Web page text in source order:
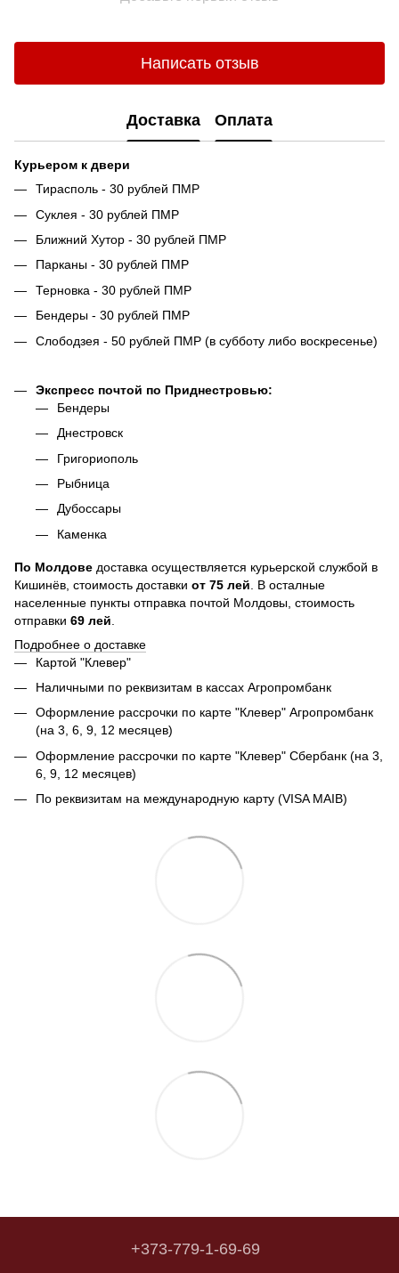
Написать отзыв
Доставка Оплата
Курьером к двери
Тирасполь - 30 рублей ПМР
Суклея - 30 рублей ПМР
Ближний Хутор - 30 рублей ПМР
Парканы - 30 рублей ПМР
Терновка - 30 рублей ПМР
Бендеры - 30 рублей ПМР
Слободзея - 50 рублей ПМР (в субботу либо воскресенье)
Экспресс почтой по Приднестровью:
Бендеры
Днестровск
Григориополь
Рыбница
Дубоссары
Каменка
По Молдове доставка осуществляется курьерской службой в
Кишинёв, стоимость доставки от 75 лей . В осталные
населенные пункты отправка почтой Молдовы, стоимость
отправки 69 лей
Подробнее о доставке
Картой "Клевер"
Наличными по реквизитам в кассах Агропромбанк
Оформление рассрочки по карте "Клевер" Агропромбанк
(на 3, 6, 9, 12 месяцев)
Оформление рассрочки по карте "Клевер" Сбербанк (на 3,
6, 9, 12 месяцев)
По реквизитам на международную карту (VISA MAIB)
+373-779-1-69-69